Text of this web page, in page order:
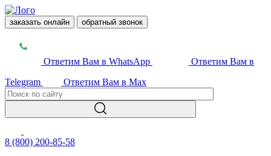
заказать онлайн обратный звонок
Ответим Вам в WhatsApp
Ответим Вам в
Telegram
Ответим Вам в Max
8 (800) 200-85-58